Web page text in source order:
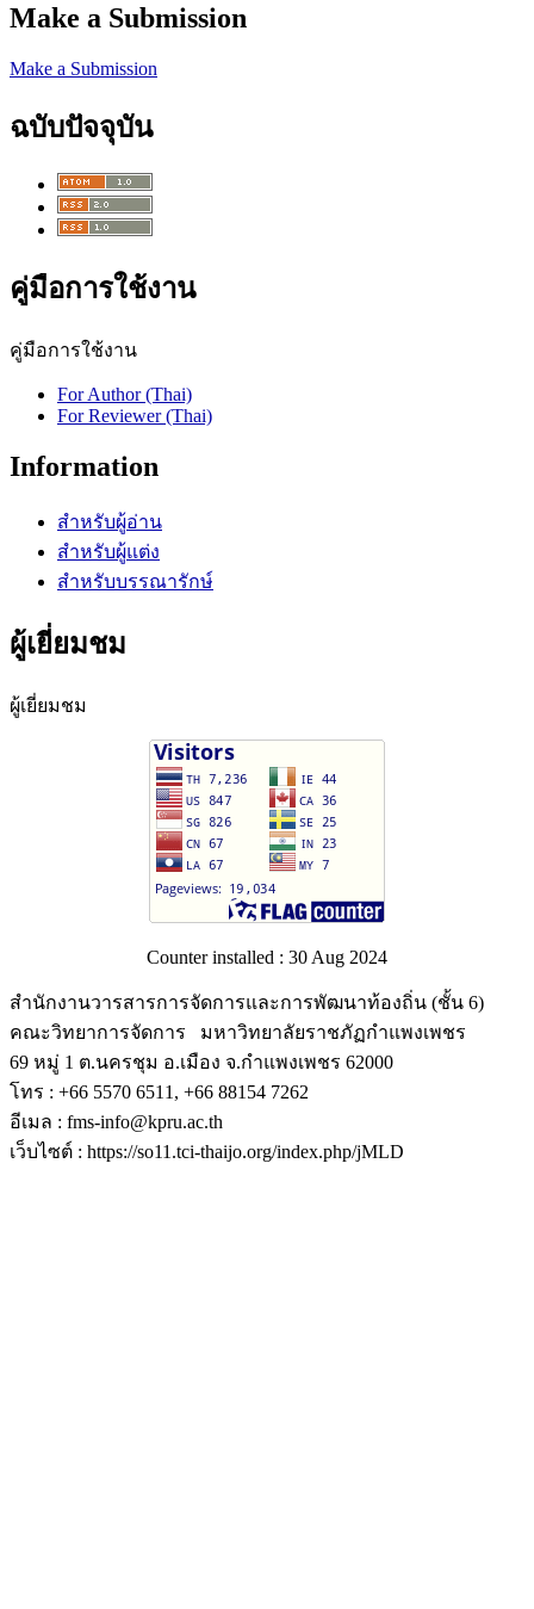
Make a Submission
Make a Submission
ฉบับปัจจุบัน
คู่มือการใช้งาน
คู่มือการใช้งาน
For Author (Thai)
For Reviewer (Thai)
Information
สำหรับผู้อ่าน
สำหรับผู้แต่ง
สำหรับบรรณารักษ์
ผู้เยี่ยมชม
ผู้เยี่ยมชม
Counter installed : 30 Aug 2024
สำนักงานวารสารการจัดการและการพัฒนาท้องถิ่น (ชั้น 6)
คณะวิทยาการจัดการ มหาวิทยาลัยราชภัฏกำแพงเพชร
69 หมู่ 1 ต.นครชุม อ.เมือง จ.กำแพงเพชร 62000
โทร : +66 5570 6511, +66 88154 7262
อีเมล : fms-info@kpru.ac.th
เว็บไซต์ : https://so11.tci-thaijo.org/index.php/jMLD